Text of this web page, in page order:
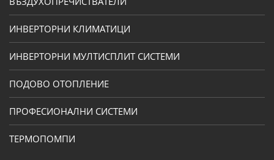
ИНВЕРТОРНИ КЛИМАТИЦИ
ИНВЕРТОРНИ МУЛТИСПЛИТ СИСТЕМИ
ПОДОВО ОТОПЛЕНИЕ
ПРОФЕСИОНАЛНИ СИСТЕМИ
ТЕРМОПОМПИ